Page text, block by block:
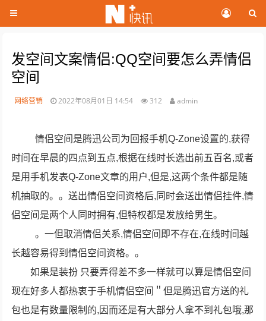
发空间文案情侣:QQ空间要怎么弄情侣
空间
网络营销 2022年08月01日 14:54 312 admin
情侣空间是腾迅公司为回报手机Q-Zone设置的,获得
时间在早晨的四点到五点,根据在线时长选出前五百名,或者
是用手机发表Q-Zone文章的用户,但是,这两个条件都是随
机抽取的。。送出情侣空间资格后,同时会送出情侣挂件,情
侣空间是两个人同时拥有,但特权都是发放给男生。
。一但取消情侣关系,情侣空间即不存在,在线时间越
长越容易得到情侣空间资格。。
如果是装扮 只要弄得差不多一样就可以算是情侣空间
现在好多人都热衷于手机情侣空间＂但是腾迅官方送的礼
包也是有数量限制的,因而还是有大部分人拿不到礼包哦,那